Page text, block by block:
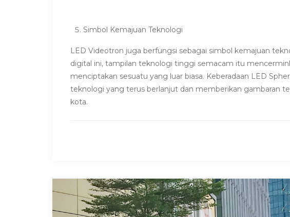
Simbol Kemajuan Teknologi
LED Videotron juga berfungsi sebagai simbol kemajuan
digital ini, tampilan teknologi tinggi semacam itu
menciptakan sesuatu yang luar biasa. Keberadaan LED
teknologi yang terus berlanjut dan memberikan gambaran
kota.